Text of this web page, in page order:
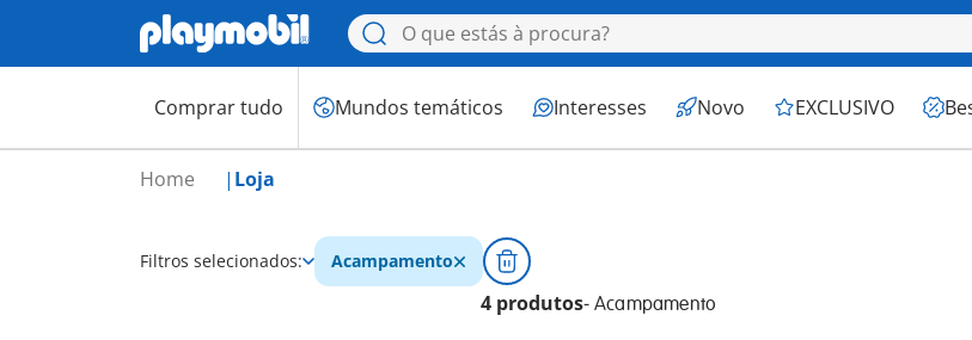
Comprar tudo Mundos temáticos Interesses Novo EXCLUSIVO
Home Loja
Filtros selecionados: Acampamento
4 produtos- Acampamento